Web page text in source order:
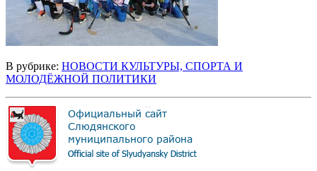
В рубрике: НОВОСТИ КУЛЬТУРЫ, СПОРТА И
МОЛОДЁЖНОЙ ПОЛИТИКИ